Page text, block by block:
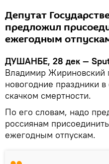
Депутат
предложил
ежегодным
ДУШАНБЕ, 28 дек —
Владимир Жириновский
новогодние праздники
скачком смертности.
По его словам, надо
россиянам
ежегодным отпускам.